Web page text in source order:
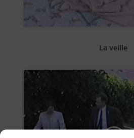
La veille
Cliquez pour accepter